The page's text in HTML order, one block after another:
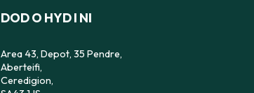
DOD O HYD I NI
Area 43, Depot, 35 Pendre,
Aberteifi,
Ceredigion,